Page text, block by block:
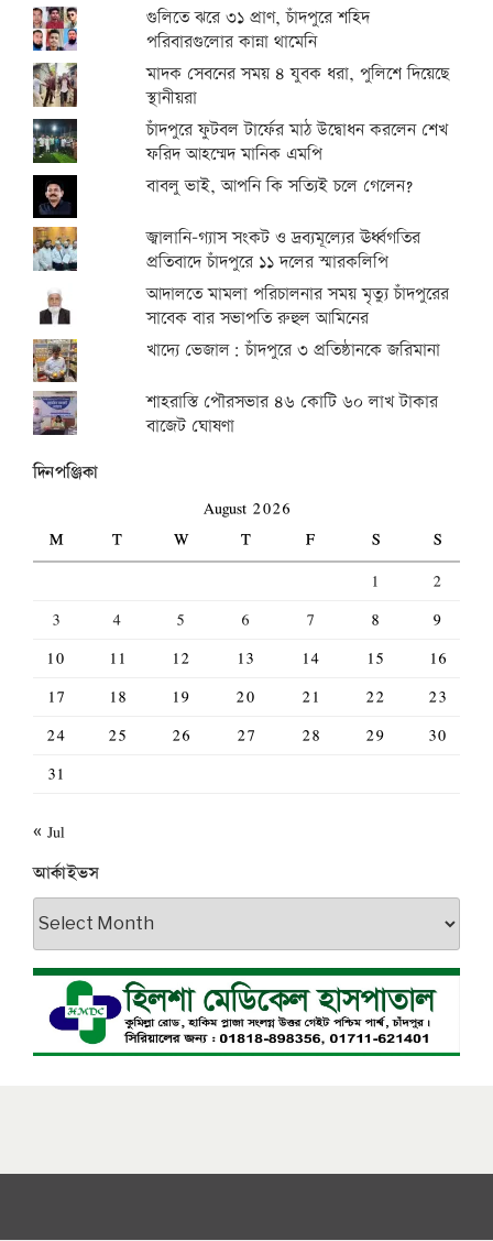
গুলিতে ঝরে ৩১ প্রাণ, চাঁদপুরে শহিদ
পরিবারগুলোর কান্না থামেনি
মাদক সেবনের সময় ৪ যুবক ধরা, পুলিশে দিয়েছে
স্থানীয়রা
চাঁদপুরে ফুটবল টার্ফের মাঠ উদ্বোধন করলেন শেখ
ফরিদ আহম্মেদ মানিক এমপি
বাবলু ভাই, আপনি কি সত্যিই চলে গেলেন?
জ্বালানি-গ্যাস সংকট ও দ্রব্যমূল্যের ঊর্ধ্বগতির
প্রতিবাদে চাঁদপুরে ১১ দলের স্মারকলিপি
আদালতে মামলা পরিচালনার সময় মৃত্যু চাঁদপুরের
সাবেক বার সভাপতি রুহুল আমিনের
খাদ্যে ভেজাল: চাঁদপুরে ৩ প্রতিষ্ঠানকে জরিমানা
শাহরাস্তি পৌরসভার ৪৬ কোটি ৬০ লাখ টাকার
বাজেট ঘোষণা
দিনপঞ্জিকা
August 2026
M
T W T F S
S
1
2
3
4 5 6 7 8
9
10
11 12 13 14 15
16
17
18 19 20 21 22
23
24
25 26 27 28 29
30
31
« Jul
আর্কাইভস
আর্কাইভস